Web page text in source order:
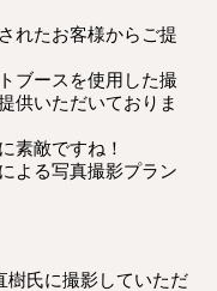
れたお客様からご提
ブースを使用した撮
供いただいておりま
素敵ですね！
よる写真撮影プラン
樹氏に撮影していただ